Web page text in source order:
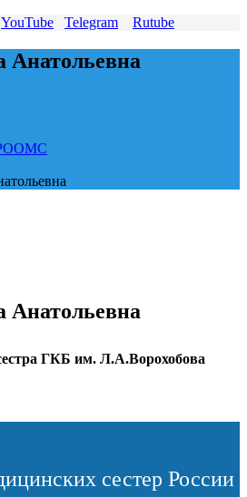
YouTube Telegram Rutube
Анатольевна
РООМС
Анатольевна
ГКБ им. Л.А.Ворохобова
сестер России